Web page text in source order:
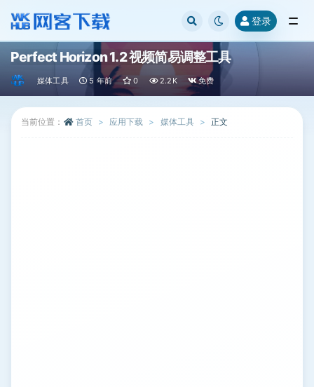
登录
Perfect Horizon 1.2 视频简易调整工具
媒体工具 5 年前 0 2.2K 免费
当前位置： 首页 应用下载 媒体工具 正文
全部